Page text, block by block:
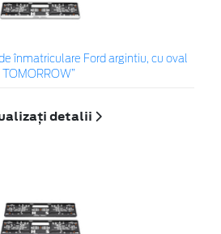
înmatriculare Ford argintiu, cu oval
TOMORROW”
detalii